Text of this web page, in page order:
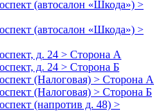
(автосалон «Шкода») >
(автосалон «Шкода») >
д. 24 > Сторона А
д. 24 > Сторона Б
(Налоговая) > Сторона А
(Налоговая) > Сторона Б
(напротив д. 48) >